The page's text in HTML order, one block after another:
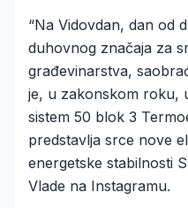
“Na Vidovdan, dan od
duhovnog značaja za
građevinarstva,
je, u zakonskom roku,
sistem 50 blok 3
predstavlja srce nove
energetske stabilnosti
Vlade na Instagramu.